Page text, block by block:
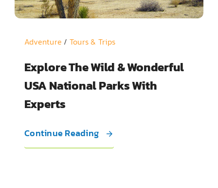
Adventure / Tours & Trips
Explore The Wild & Wonderful
USA National Parks With
Experts
Continue Reading